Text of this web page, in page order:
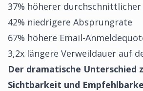
37% höherer
42% niedrigere Absprungrate
67% höhere Email-
3,2x längere Verweildauer auf
Der dramatische Unterschied
Sichtbarkeit und